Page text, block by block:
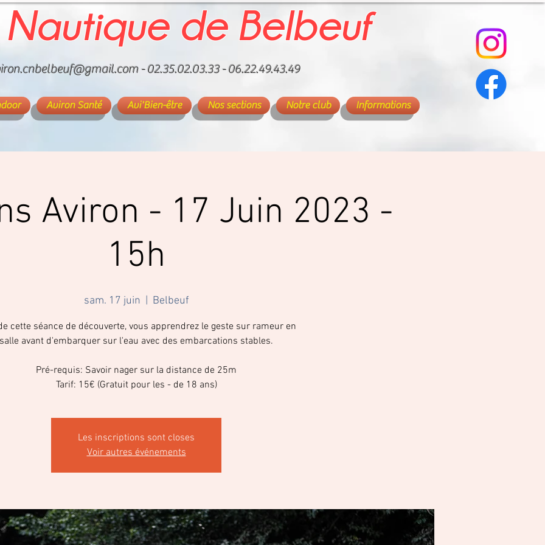
de Belbeuf
- 02.35.02.03.33 - 06.22.49.43.49
Aviron Santé Avi'Bien-être Nos sections Notre club Informations
Aviron - 17 Juin 2023 -
15h
sam. 17 juin Belbeuf
cette séance de découverte, vous apprendrez le geste sur rameur en
salle avant d'embarquer sur l'eau avec des embarcations stables.
Pré-requis: Savoir nager sur la distance de 25m
Tarif: 15€ (Gratuit pour les - de 18 ans)
Les inscriptions sont closes
Voir autres événements